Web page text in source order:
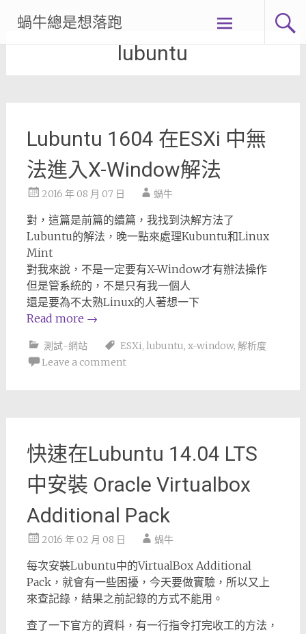
content
蝸牛總是想落跑
lubuntu
Lubuntu 1604 在ESXi 中無
法進入X-Window解法
2016 年 08 月 07 日 蝸牛
對，這篇是前篇的續篇，我找到決解方法了
Lubuntu的解法，晚一點來處理Kubuntu和Linux
Mint
對我來說，不是一定要有X-Window才有辦法操作
但是管系統的，不是只有我一個人
還是要為不太熟Linux的人著想一下
Read more →
測試-網站 ESXi, lubuntu, x-window, 解析度
Leave a comment
快速在Lubuntu 14.04 LTS
中安裝 Oracle Virtualbox
Additional Pack
2016 年 02 月 08 日 蝸牛
每次安裝Lubuntu中的VirtualBox Additional
Pack，就會有一些困擾，今天要做實驗，所以又上
來查記錄，結果之前記錄的方式不能用。
查了一下官方的資料，有一行指令打完收工的方法，